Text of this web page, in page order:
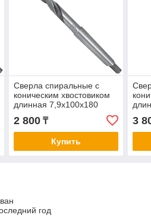
Сверла спиральные с
коническим хвостовиком
длинная 7,9х100х180
2 800₸
Купить
3
год